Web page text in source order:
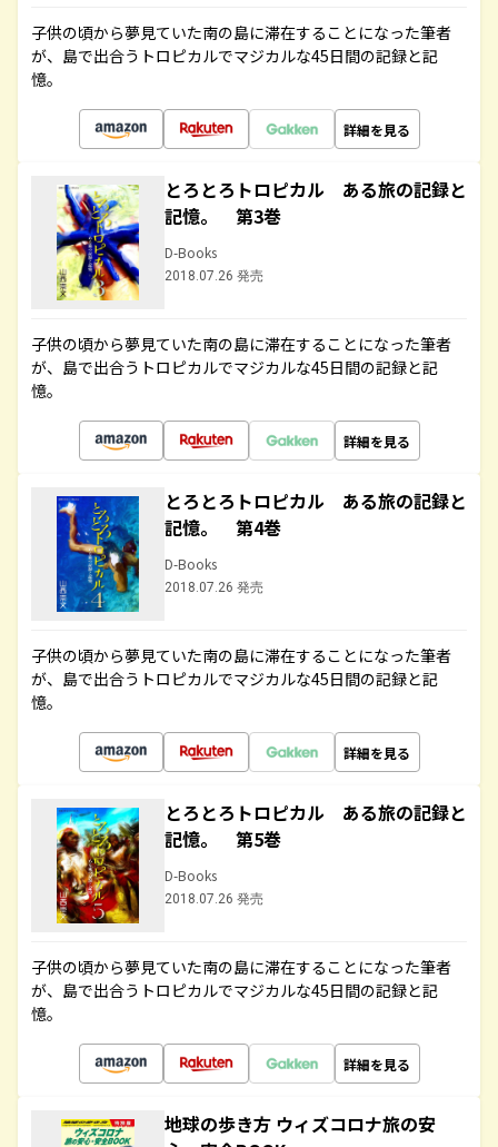
子供の頃から夢見ていた南の島に滞在することになった筆者
が、島で出合うトロピカルでマジカルな45日間の記録と記
憶。
詳細を見る
とろとろトロピカル ある旅の記録と
記憶。 第3巻
D-Books
2018.07.26 発売
子供の頃から夢見ていた南の島に滞在することになった筆者
が、島で出合うトロピカルでマジカルな45日間の記録と記
憶。
詳細を見る
とろとろトロピカル ある旅の記録と
記憶。 第4巻
D-Books
2018.07.26 発売
子供の頃から夢見ていた南の島に滞在することになった筆者
が、島で出合うトロピカルでマジカルな45日間の記録と記
憶。
詳細を見る
とろとろトロピカル ある旅の記録と
記憶。 第5巻
D-Books
2018.07.26 発売
子供の頃から夢見ていた南の島に滞在することになった筆者
が、島で出合うトロピカルでマジカルな45日間の記録と記
憶。
詳細を見る
地球の歩き方 ウィズコロナ旅の安